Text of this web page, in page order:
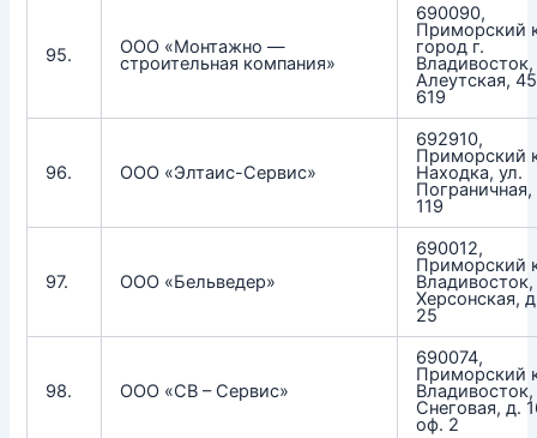
95. ООО «Монтажно —
строительная компания»
690090,
Приморский
город г.
Алеутская,
619
96. ООО «Элтаис-Сервис»
692910,
Приморский
Находка, ул.
119
97. ООО «Бельведер»
690012,
Приморский
Владивосток,
Херсонская,
25
98. ООО «СВ – Сервис»
690074,
Приморский
Владивосток,
Снеговая, д.
оф. 2